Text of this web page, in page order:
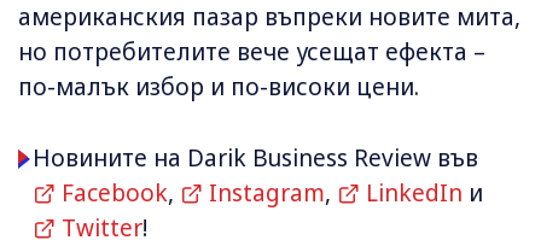
американския пазар въпреки новите мита,
но потребителите вече усещат ефекта –
по-малък избор и по-високи цени.
Новините на Darik Business Review във
Facebook, Instagram, LinkedIn и
Twitter!